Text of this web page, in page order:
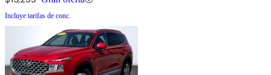
Incluye tarifas de conc.